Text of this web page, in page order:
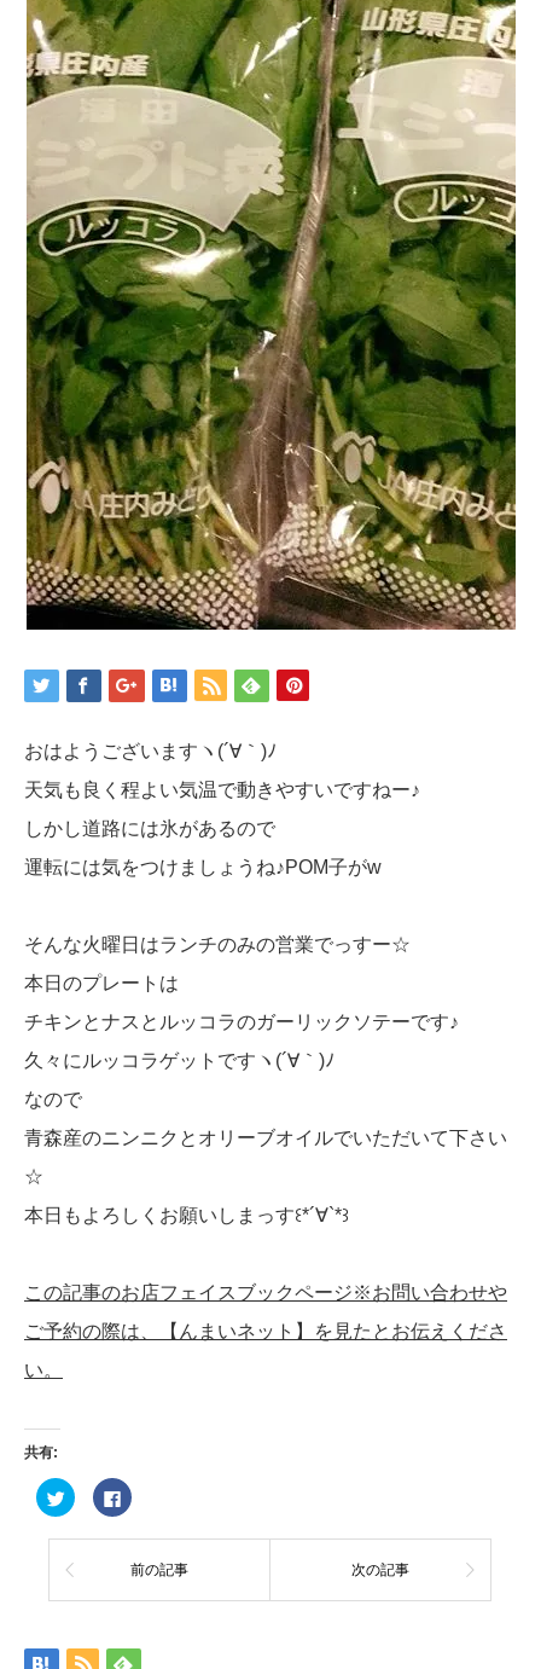
おはようございますヽ(´∀｀)ﾉ
天気も良く程よい気温で動きやすいですねー♪
しかし道路には氷があるので
運転には気をつけましょうね♪POM子がw
そんな火曜日はランチのみの営業でっすー☆
本日のプレートは
チキンとナスとルッコラのガーリックソテーです♪
久々にルッコラゲットですヽ(´∀｀)ﾉ
なので
青森産のニンニクとオリーブオイルでいただいて下さい
☆
本日もよろしくお願いしまっす꒰*´∀`*꒱
この記事のお店フェイスブックページ※お問い合わせや
ご予約の際は、【んまいネット】を見たとお伝えくださ
い。
共有:
ク
リ
ク
て
Twitter
し
Facebook
で
有
る
に
ク
前の記事 次の記事